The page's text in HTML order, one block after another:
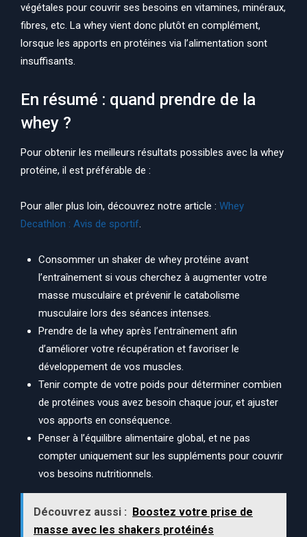
végétales pour couvrir ses besoins en vitamines, minéraux,
fibres, etc. La whey vient donc plutôt en complément,
lorsque les apports en protéines via l’alimentation sont
insuffisants.
En résumé : quand prendre de la
whey ?
Pour obtenir les meilleurs résultats possibles avec la whey
protéine, il est préférable de :
Pour aller plus loin, découvrez notre article : Whey
Decathlon : Avis de sportif.
Consommer un shaker de whey protéine avant
l’entraînement si vous cherchez à augmenter votre
masse musculaire et prévenir le catabolisme
musculaire lors des séances intenses.
Prendre de la whey après l’entraînement afin
d’améliorer votre récupération et favoriser le
développement de vos muscles.
Tenir compte de votre poids pour déterminer combien
de protéines vous avez besoin chaque jour, et ajuster
vos apports en conséquence.
Penser à l’équilibre alimentaire global, et ne pas
compter uniquement sur les suppléments pour couvrir
vos besoins nutritionnels.
Découvrez aussi : Boostez votre prise de
masse avec les shakers protéinés